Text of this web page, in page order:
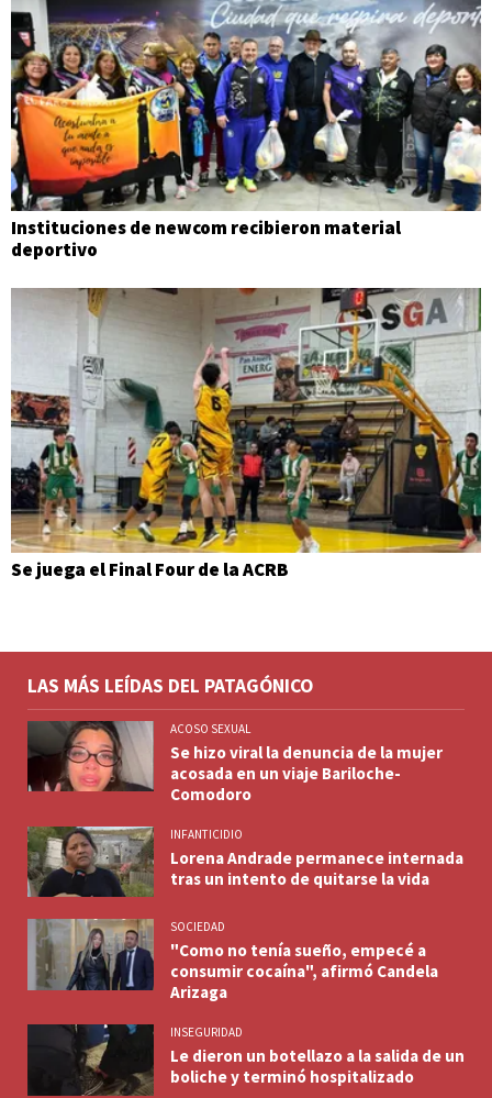
Instituciones de newcom recibieron material
deportivo
Se juega el Final Four de la ACRB
LAS MÁS LEÍDAS DEL PATAGÓNICO
ACOSO SEXUAL
Se hizo viral la denuncia de la mujer
acosada en un viaje Bariloche-
Comodoro
INFANTICIDIO
Lorena Andrade permanece internada
tras un intento de quitarse la vida
SOCIEDAD
"Como no tenía sueño, empecé a
consumir cocaína", afirmó Candela
Arizaga
INSEGURIDAD
Le dieron un botellazo a la salida de un
boliche y terminó hospitalizado